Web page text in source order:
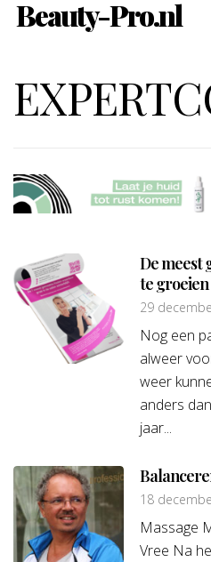
Beauty-Pro.nl
De meest
te groeien
29
Nog een
alweer
weer
anders
jaar...
18
Massage
Vree Na